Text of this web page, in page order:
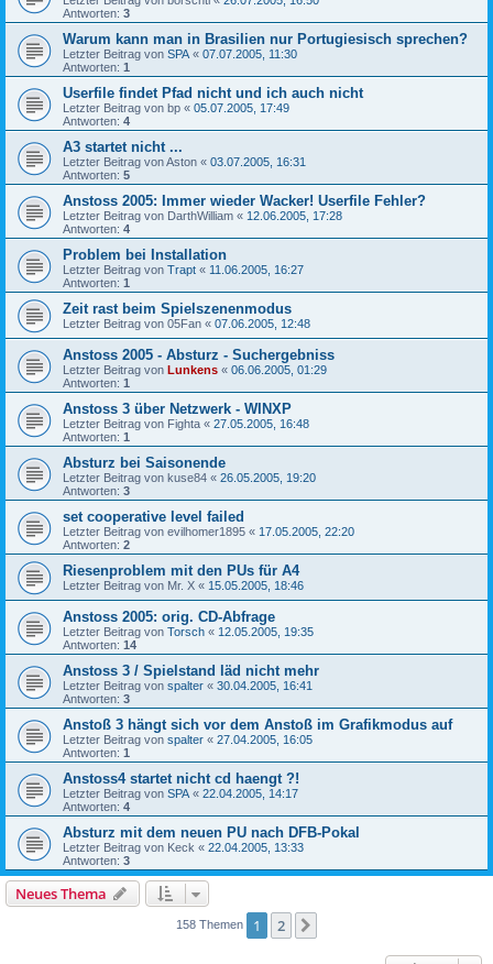
Antworten: 3
Warum kann man in Brasilien nur Portugiesisch sprechen?
Letzter Beitrag von SPA « 07.07.2005, 11:30
Antworten: 1
Userfile findet Pfad nicht und ich auch nicht
Letzter Beitrag von bp « 05.07.2005, 17:49
Antworten: 4
A3 startet nicht ...
Letzter Beitrag vonAston « 03.07.2005, 16:31
Antworten: 5
Anstoss 2005: Immer wieder Wacker! Userfile Fehler?
Letzter Beitrag von DarthWilliam « 12.06.2005, 17:28
Antworten: 4
Problem bei Installation
Letzter Beitrag von Trapt « 11.06.2005, 16:27
Antworten: 1
Zeit rast beim Spielszenenmodus
Letzter Beitrag von 05Fan « 07.06.2005, 12:48
Anstoss 2005 - Absturz - Suchergebniss
Letzter Beitrag von Lunkens « 06.06.2005, 01:29
Antworten: 1
Anstoss 3 über Netzwerk - WINXP
Letzter Beitrag von Fighta « 27.05.2005, 16:48
Antworten: 1
Absturz bei Saisonende
Letzter Beitrag von kuse84 « 26.05.2005, 19:20
Antworten: 3
set cooperative level failed
Letzter Beitrag von evilhomer1895 « 17.05.2005, 22:20
Antworten: 2
Riesenproblem mit den PUs für A4
Letzter Beitrag von Mr. X « 15.05.2005, 18:46
Anstoss 2005: orig. CD-Abfrage
Letzter Beitrag von Torsch « 12.05.2005, 19:35
Antworten: 14
Anstoss 3 / Spielstand läd nicht mehr
Letzter Beitrag von spalter « 30.04.2005, 16:41
Antworten: 3
Anstoß 3 hängt sich vor dem Anstoß im Grafikmodus auf
Letzter Beitrag von spalter « 27.04.2005, 16:05
Antworten: 1
Anstoss4 startet nicht cd haengt ?!
Letzter Beitrag von SPA « 22.04.2005, 14:17
Antworten: 4
Absturz mit dem neuen PU nach DFB-Pokal
Letzter Beitrag von Keck « 22.04.2005, 13:33
Antworten: 3
Neues Thema
158 Themen 1 2